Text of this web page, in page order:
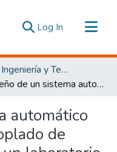
Log In (current)
Facultad de Ingeniería y Tecnologías de la Información y la Comunicación
Diseño de un sistema automático para el proceso de soplado de termoencogible para un laboratorio farmacéutico en la ciudad de Quito
automático
de